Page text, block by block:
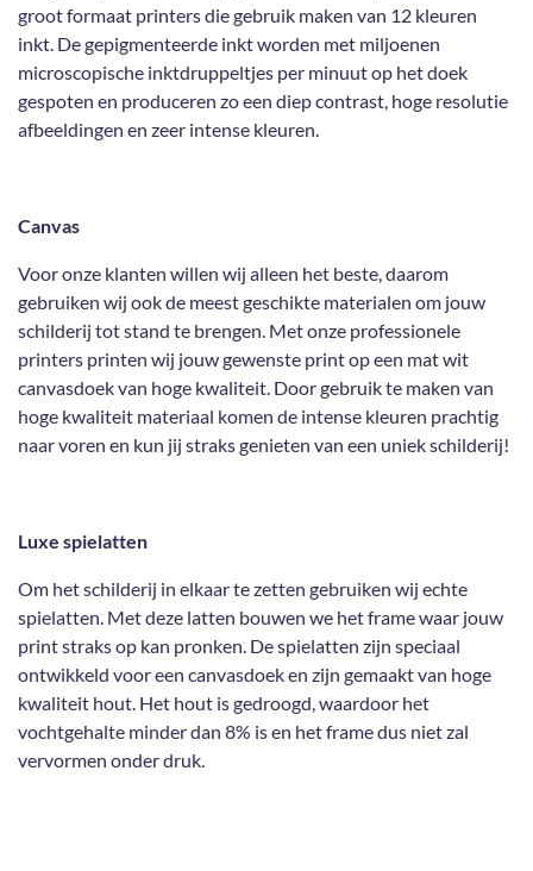
groot formaat printers die gebruik maken van 12 kleuren
inkt. De gepigmenteerde inkt worden met miljoenen
microscopische inktdruppeltjes per minuut op het doek
gespoten en produceren zo een diep contrast, hoge resolutie
afbeeldingen en zeer intense kleuren.
Canvas
Voor onze klanten willen wij alleen het beste, daarom
gebruiken wij ook de meest geschikte materialen om jouw
schilderij tot stand te brengen. Met onze professionele
printers printen wij jouw gewenste print op een mat wit
canvasdoek van hoge kwaliteit. Door gebruik te maken van
hoge kwaliteit materiaal komen de intense kleuren prachtig
naar voren en kun jij straks genieten van een uniek schilderij!
Luxe spielatten
Om het schilderij in elkaar te zetten gebruiken wij echte
spielatten. Met deze latten bouwen we het frame waar jouw
print straks op kan pronken. De spielatten zijn speciaal
ontwikkeld voor een canvasdoek en zijn gemaakt van hoge
kwaliteit hout. Het hout is gedroogd, waardoor het
vochtgehalte minder dan 8% is en het frame dus niet zal
vervormen onder druk.